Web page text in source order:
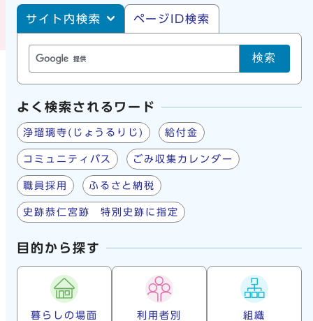
サイト内・ページID検索
サイト内検索 ページID検索
検索
よく検索されるワード
浄瑠璃寺(じょうるりじ) 給付金
コミュニティバス ごみ収集カレンダー
職員採用 ふるさと納税
史跡恭仁宮跡 特別史跡に指定
目的から探す
暮らしの場面 利用者別 組織